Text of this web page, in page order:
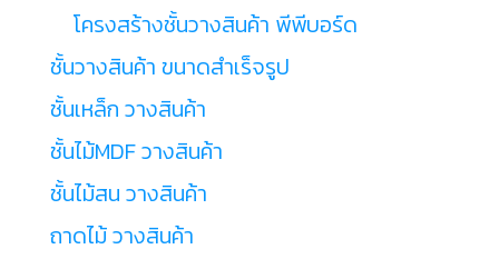
โครงสร้างชั้นวางสินค้า พีพีบอร์ด
ชั้นวางสินค้า ขนาดสำเร็จรูป
ชั้นเหล็ก วางสินค้า
ชั้นไม้MDF วางสินค้า
ชั้นไม้สน วางสินค้า
ถาดไม้ วางสินค้า